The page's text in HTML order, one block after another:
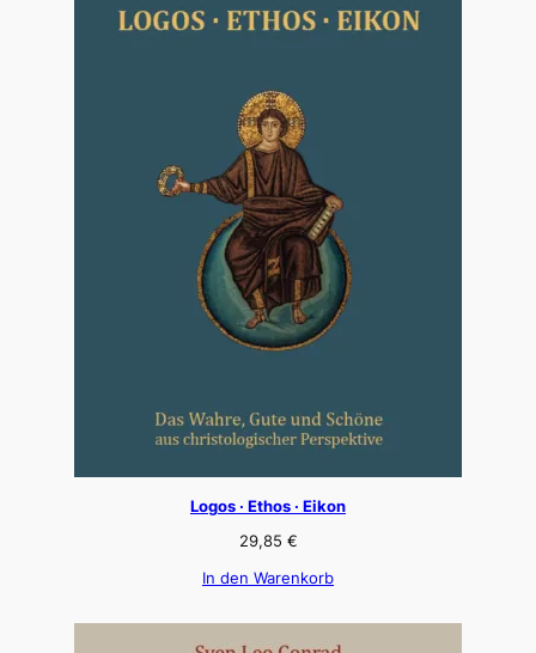
Logos · Ethos · Eikon
29,85 €
In den Warenkorb